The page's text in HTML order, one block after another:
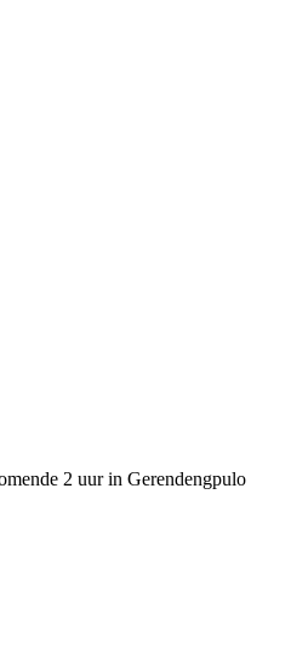
2 uur in Gerendengpulo